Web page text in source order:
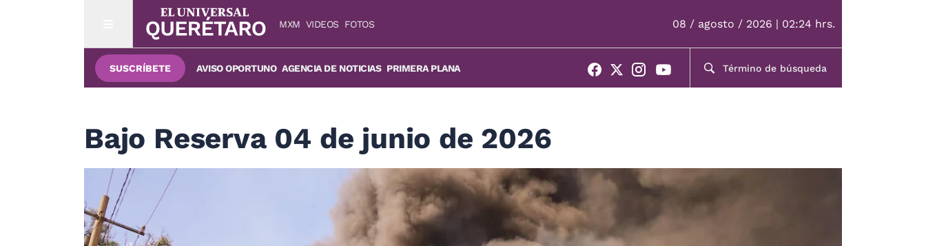
MXM VIDEOS FOTOS 08 / agosto / 2026 | 02:24 hrs.
SUSCRÍBETE AVISO OPORTUNO AGENCIA DE NOTICIAS PRIMERA PLANA
Bajo Reserva 04 de junio de 2026